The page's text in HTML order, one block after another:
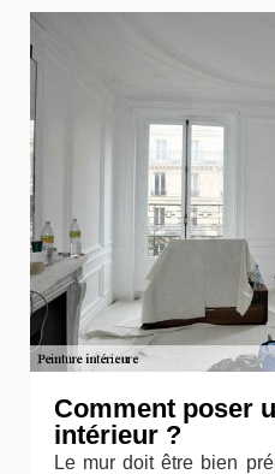
Comment poser
intérieur ?
Le mur doit être bien